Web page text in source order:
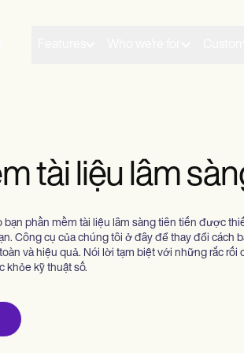
ngôn ngữ nói
tài liệu lâm
bạn phần mềm tài liệu lâm sàng tiên tiến được
Công cụ của chúng tôi ở đây để thay đổi cách
và hiệu quả. Nói lời tạm biệt với những rắc rối
khỏe kỹ thuật số.